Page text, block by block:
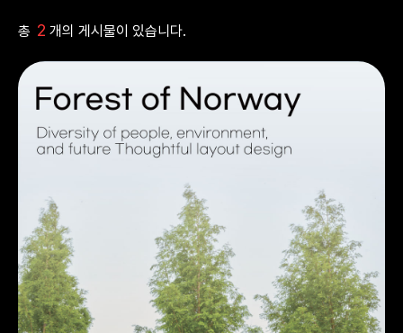
총 2 개의 게시물이 있습니다.